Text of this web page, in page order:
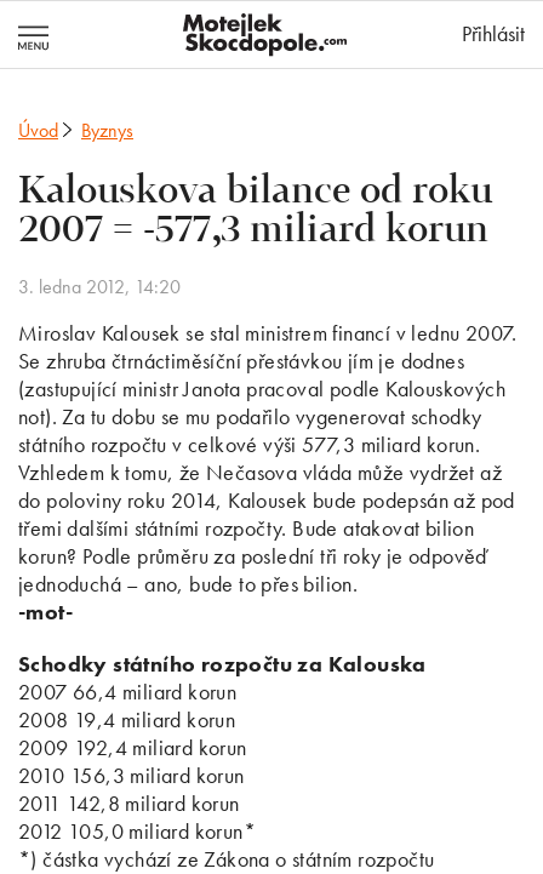
Přihlásit
Úvod Byznys
Kalouskova bilance od roku
2007 = -577,3 miliard korun
3. ledna 2012, 14:20
Miroslav Kalousek se stal ministrem financí v lednu 2007.
Se zhruba čtrnáctiměsíční přestávkou jím je dodnes
(zastupující ministr Janota pracoval podle Kalouskových
not). Za tu dobu se mu podařilo vygenerovat schodky
státního rozpočtu v celkové výši 577,3 miliard korun.
Vzhledem k tomu, že Nečasova vláda může vydržet až
do poloviny roku 2014, Kalousek bude podepsán až pod
třemi dalšími státními rozpočty. Bude atakovat bilion
korun? Podle průměru za poslední tři roky je odpověď
jednoduchá – ano, bude to přes bilion.
-mot-
Schodky státního rozpočtu za Kalouska
2007 66,4 miliard korun
2008 19,4 miliard korun
2009 192,4 miliard korun
2010 156,3 miliard korun
2011 142,8 miliard korun
2012 105,0 miliard korun*
*) částka vychází ze Zákona o státním rozpočtu